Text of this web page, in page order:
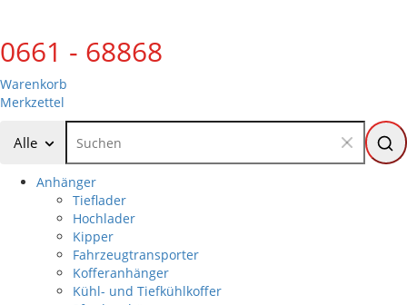
0661 - 68868
Warenkorb
Merkzettel
Alle
Anhänger
Tieflader
Hochlader
Kipper
Fahrzeugtransporter
Kofferanhänger
Kühl- und Tiefkühlkoffer